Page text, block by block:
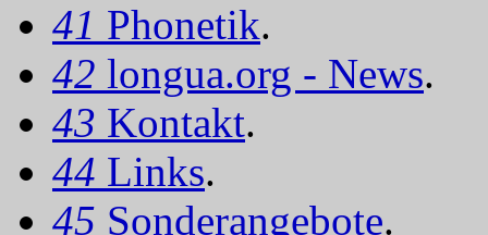
41 Phonetik.
42 longua.org - News.
43 Kontakt.
44 Links.
45 Sonderangebote.